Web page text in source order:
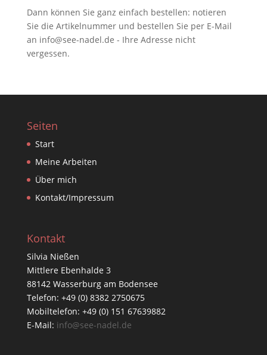
Dann können Sie ganz einfach bestellen: notieren
Sie die Artikelnummer und bestellen Sie per E-Mail
an info@see-nadel.de - Ihre Adresse nicht
vergessen.
Seiten
Start
Meine Arbeiten
Über mich
Kontakt/Impressum
Kontakt
Silvia Nießen
Mittlere Ebenhalde 3
88142 Wasserburg am Bodensee
Telefon: +49 (0) 8382 2750675
Mobiltelefon: +49 (0) 151 67639882
E-Mail: info@see-nadel.de